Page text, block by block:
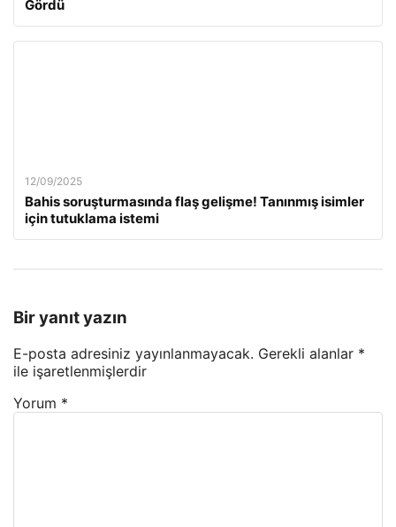
Gördü
12/09/2025
Bahis soruşturmasında flaş gelişme! Tanınmış isimler
için tutuklama istemi
Bir yanıt yazın
E-posta adresiniz yayınlanmayacak. Gerekli alanlar *
ile işaretlenmişlerdir
Yorum *